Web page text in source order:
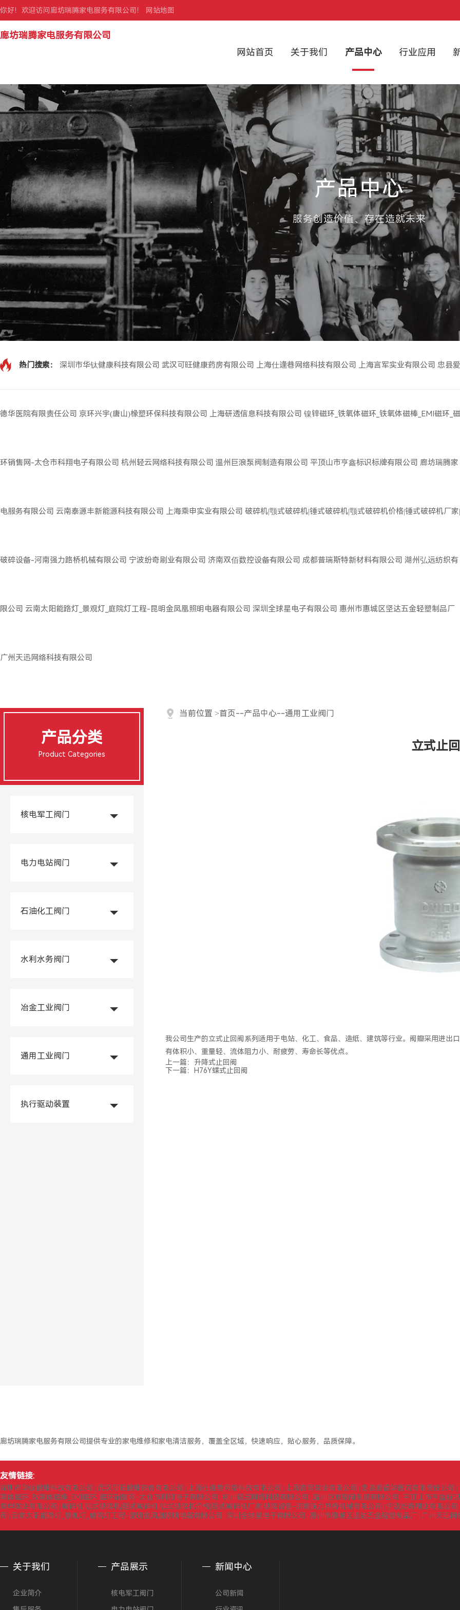
你好！欢迎访问廊坊瑞腾家电服务有限公司！ 网站地图
廊坊瑞腾家电服务有限公司
网站首页
关于我们 产品中心 行业应用
产品中心
服务创造价值、存在造就未来
热门搜索： 深圳市华钛健康科技有限公司 武汉可旺健康药房有限公司 上海仕逢巷网络科技有限公司 上海言军实业有限公司 忠县爱
德华医院有限责任公司 京环兴宇(唐山)橡塑环保科技有限公司 上海研透信息科技有限公司 镍锌磁环_铁氧体磁环_铁氧体磁棒_EMI磁环_磁
环销售网-太仓市科翔电子有限公司 杭州轻云网络科技有限公司 温州巨浪泵阀制造有限公司 平顶山市亨鑫标识标牌有限公司 廊坊瑞腾家
电服务有限公司 云南泰源丰新能源科技有限公司 上海乘申实业有限公司 破碎机|颚式破碎机|锤式破碎机|颚式破碎机价格|锤式破碎机厂家|
破碎设备-河南强力路桥机械有限公司 宁波纷奇刷业有限公司 济南双佰数控设备有限公司 成都普瑞斯特新材料有限公司 湖州弘远纺织有
限公司 云南太阳能路灯_景观灯_庭院灯工程-昆明金凤凰照明电器有限公司 深圳全球星电子有限公司 惠州市惠城区坚达五金轻塑制品厂
广州天迅网络科技有限公司
产品分类
Product Categories
核电军工阀门
电力电站阀门
石油化工阀门
水利水务阀门
冶金工业阀门
通用工业阀门
执行驱动装置
当前位置 >首页--产品中心--通用工业阀门
立式止
我公司生产的立式止回阀系列适用于电站、化工、食品、造纸、建筑等行业。阀瓣采用进
有体积小、重量轻、流体阻力小、耐疲劳、寿命长等优点。
上一篇： 升降式止回阀
下一篇：
H76Y蝶式止回阀
廊坊瑞腾家电服务有限公司提供专业的家电维修和家电清洁服务，覆盖全区域，快速响应，贴心服务，品质保障。
友情链接:
深圳市华钛健康科技有限公司 武汉可旺健康药房有限公司 上海仕逢巷网络科技有限公司 上海言军实业有限公司 忠县爱德华医院有限责任公司
氧体磁环_铁氧体磁棒_EMI磁环_磁环销售网-太仓市科翔电子有限公司
杭州轻云网络科技有限公司 温州巨浪泵阀制造有限公司
平顶山市亨鑫标
乘申实业有限公司
破碎机|颚式破碎机|锤式破碎机|颚式破碎机价格|锤式破碎机厂家|破碎设备-河南强力路桥机械有限公司 宁波纷奇刷业有限公司
司 云南太阳能路灯_景观灯_庭院灯工程-昆明金凤凰照明电器有限公司 深圳全球星电子有限公司 惠州市惠城区坚达五金轻塑制品厂 广州天迅网
关于我们
企业简介
产品展示
核电军工阀门
新闻中心
公司新闻